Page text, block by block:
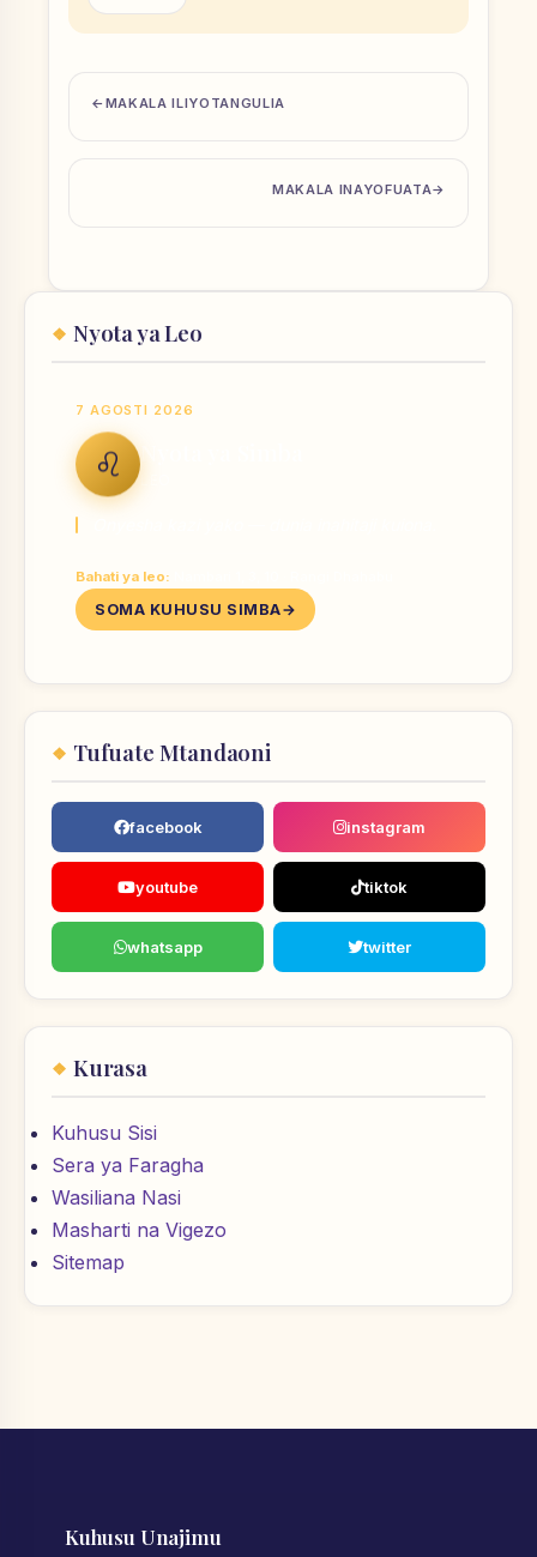
MAKALA ILIYOTANGULIA
MAKALA INAYOFUATA
Nyota ya Leo
7 AGOSTI 2026
♌
Bahati ya leo:
SOMA KUHUSU SIMBA
Tufuate Mtandaoni
facebook instagram
youtube tiktok
whatsapp twitter
Kurasa
Kuhusu Sisi
Sera ya Faragha
Wasiliana Nasi
Masharti na Vigezo
Sitemap
Kuhusu Unajimu